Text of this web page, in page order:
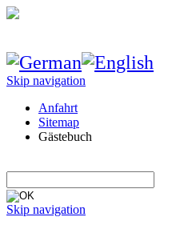
Skip navigation
Anfahrt
Sitemap
Gästebuch
Skip navigation